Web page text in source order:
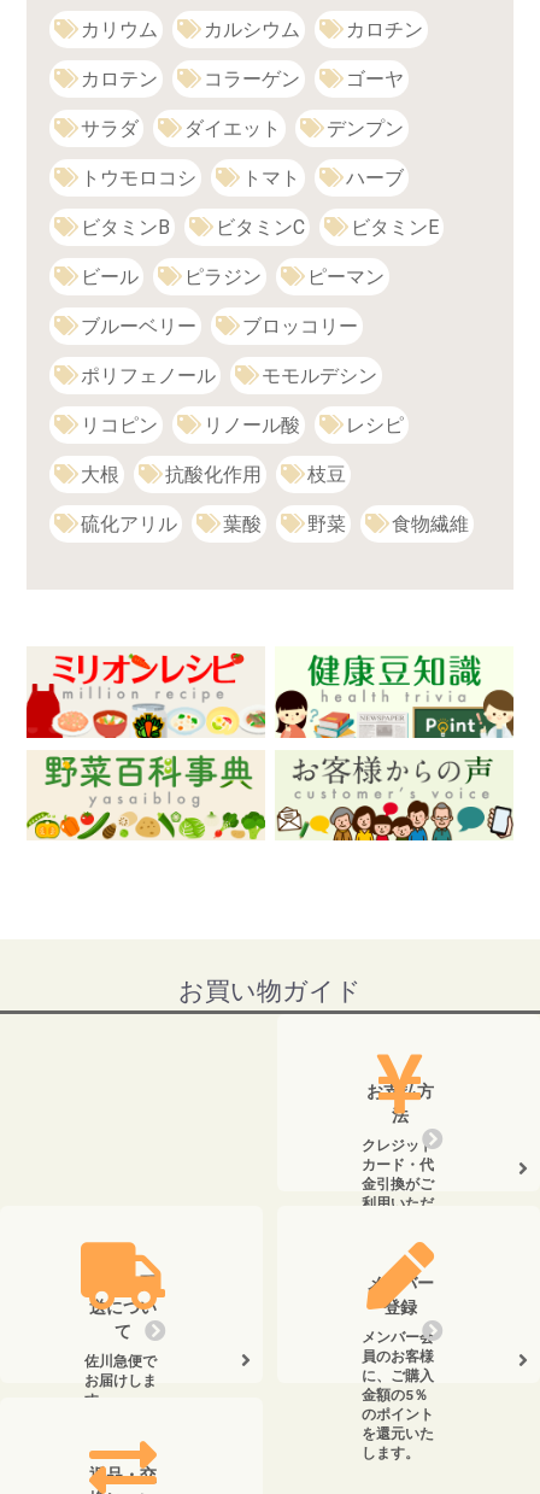
カリウム カルシウム カロチン
カロテン コラーゲン ゴーヤ
サラダ ダイエット デンプン
トウモロコシ トマト ハーブ
ビタミンB ビタミンC ビタミンE
ビール ピラジン ピーマン
ブルーベリー ブロッコリー
ポリフェノール モモルデシン
リコピン リノール酸 レシピ
大根 抗酸化作用 枝豆
硫化アリル 葉酸 野菜 食物繊維
お買い物ガイド
お支払方
法
クレジット
カード・代
金引換がご
利用いただ
送料・配
送につい
て
佐川急便で
お届けしま
す。
メンバー
登録
メンバー会
員のお客様
に、ご購入
金額の5％
のポイント
を還元いた
します。
返品・交